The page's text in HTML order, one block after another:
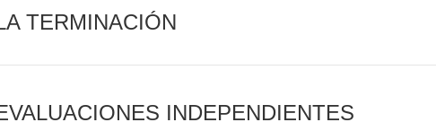
TERMINACIÓN
INDEPENDIENTES